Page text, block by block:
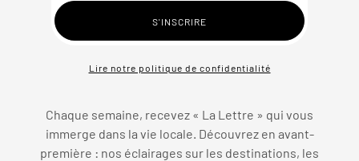
Lire notre politique de confidentialité
Chaque semaine, recevez « La Lettre » qui vous
immerge dans la vie locale. Découvrez en avant-
première : nos éclairages sur les destinations, les